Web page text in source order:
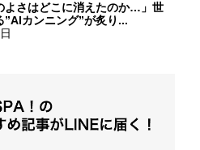
よさはどこに消えたのか…」世
”AIカンニング”が炙り...